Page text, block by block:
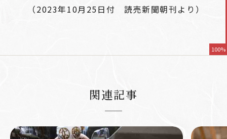
（2023年10月25日付 読売新聞朝刊より）
100%
関連記事